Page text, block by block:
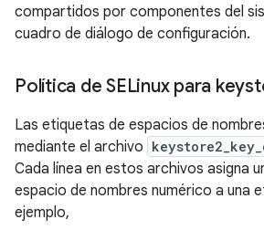
compartidos por componentes del
cuadro de diálogo de configuración.
Política de SELinux para
Las etiquetas de espacios de
mediante el archivo
Cada línea en estos archivos asigna
espacio de nombres numérico a una
ejemplo,